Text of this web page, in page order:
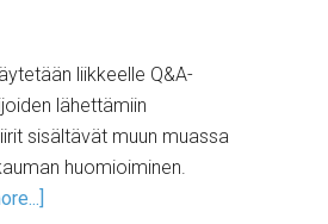
liikkeelle Q&A-
lähettämiin
sisältävät muun muassa
huomioiminen.